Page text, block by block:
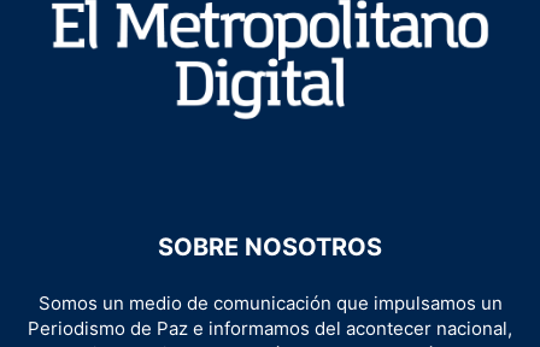
SOBRE NOSOTROS
Somos un medio de comunicación que impulsamos un
Periodismo de Paz e informamos del acontecer nacional,